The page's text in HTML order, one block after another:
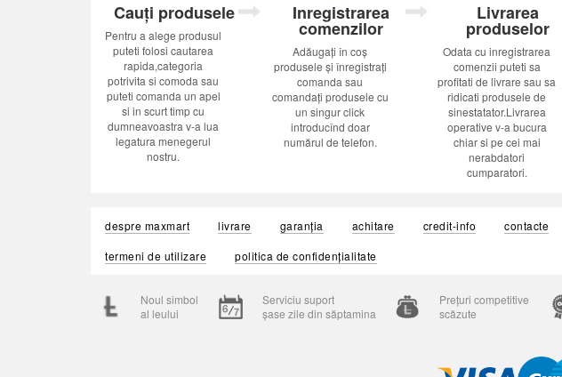
Cauți produsele
Pentru a alege produsul
puteti folosi cautarea
rapida,categoria
potrivita si comoda sau
puteti comanda un apel
si in scurt timp cu
dumneavoastra v-a lua
legatura menegerul
nostru.
Inregistrarea
comenzilor
Adăugați în coș
produsele și înregistrați
comanda sau
comandați produsele cu
un singur click
introducînd doar
numărul de telefon.
Livrarea
produselor
Odata cu inregistrarea
comenzii puteti sa
profitati de livrare sau sa
ridicati produsele de
sinestatator.Livrarea
operative v-a bucura
chiar si pe cei mai
nerabdatori
cumparatori.
despre maxmart livrare garanția achitare credit-info contacte
termeni de utilizare
politica de confidențialitate
Noul simbol
al leului
Serviciu suport
șase zile din săptamina
Prețuri competitive
scăzute